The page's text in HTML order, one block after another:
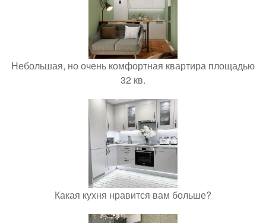
Небольшая, но очень комфортная квартира площадью
32 кв.
Какая кухня нравится вам больше?